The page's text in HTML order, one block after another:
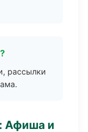
рассылки
Афиша и